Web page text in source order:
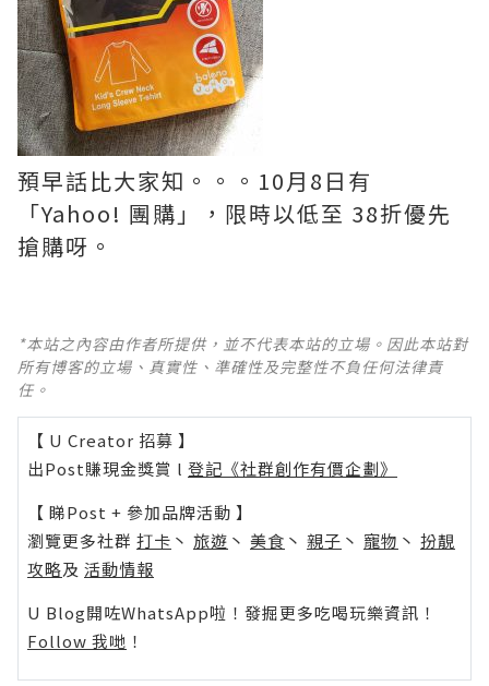
預早話比大家知。。。10月8日有
「Yahoo! 團購」，限時以低至 38折優先
搶購呀。
*本站之內容由作者所提供，並不代表本站的立場。因此本站對
所有博客的立場、真實性、準確性及完整性不負任何法律責
任。
【 U Creator 招募 】
出Post賺現金獎賞 l 登記《社群創作有價企劃》
【 睇Post + 參加品牌活動 】
瀏覽更多社群 打卡 丶 旅遊 丶 美食 丶 親子 丶 寵物 丶 扮靚
攻略及 活動情報
U Blog開咗WhatsApp啦！發掘更多吃喝玩樂資訊！
Follow 我哋 ！